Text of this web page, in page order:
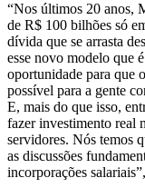
“Nos últimos 20 anos,
de R$ 100 bilhões só
dívida que se arrasta
esse novo modelo que
oportunidade para que
possível para a gente
E, mais do que isso,
fazer investimento real
servidores. Nós temos
as discussões
incorporações